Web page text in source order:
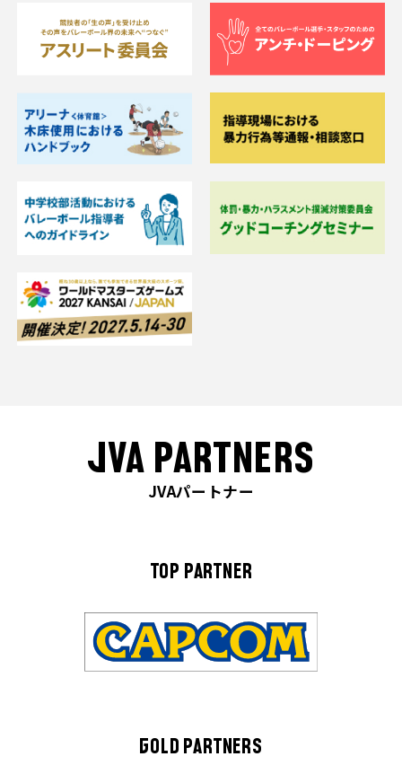
JVA PARTNERS
JVAパートナー
TOP PARTNER
GOLD PARTNERS